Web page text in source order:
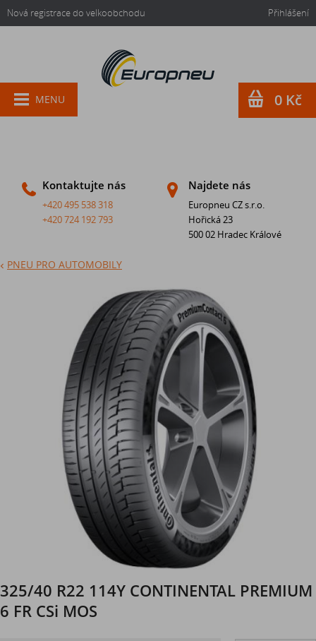
Nová registrace do velkoobchodu Přihlášení
Kontaktujte nás
+420 495 538 318
+420 724 192 793
Najdete nás
Europneu CZ s.r.o.
Hořická 23
500 02 Hradec Králové
MENU 0 Kč
PNEU PRO AUTOMOBILY
325/40 R22 114Y CONTINENTAL PREMIUM
6 FR CSi MOS